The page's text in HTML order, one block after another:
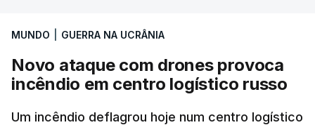
MUNDO GUERRA NA UCRÂNIA
Novo ataque com drones provoca
incêndio em centro logístico russo
Um incêndio deflagrou hoje num centro logístico